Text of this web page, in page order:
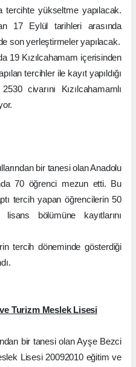
tercihte yükseltme yapılacak.
17 Eylül tarihleri arasında
son yerleştirmeler yapılacak.
19 Kızılcahamam içerisinden
tercihler ile kayıt yapıldığı
civarını Kızılcahamamlı
bir tanesi olan Anadolu
70 öğrenci mezun etti. Bu
tercih yapan öğrencilerin 50
bölümüne kayıtlarını
tercih döneminde gösterdiği
Turizm Meslek Lisesi
bir tanesi olan Ayşe Bezci
Lisesi 20092010 eğitim ve